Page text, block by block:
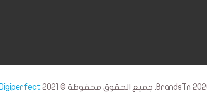
Digiperfect